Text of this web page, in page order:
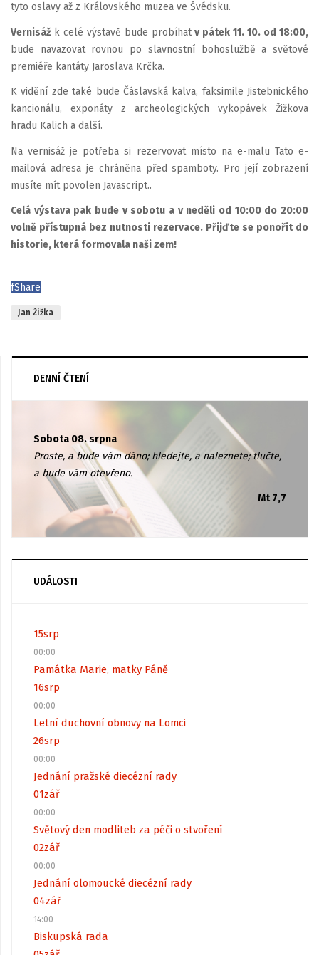
tyto oslavy až z Královského muzea ve Švédsku.
Vernisáž k celé výstavě bude probíhatv pátek 11. 10. od 18:00,
bude navazovat rovnou po slavnostní bohoslužbě a světové
premiéře kantáty Jaroslava Krčka.
K vidění zde také bude Čáslavská kalva, faksimile Jistebnického
kancionálu, exponáty z archeologických vykopávek Žižkova
hradu Kalich a další.
Na vernisáž je potřeba si rezervovat místo na e-malu Tato e-
mailová adresa je chráněna před spamboty. Pro její zobrazení
musíte mít povolen Javascript..
Celá výstava pak bude v sobotu a v neděli od 10:00 do 20:00
volně přístupná bez nutnosti rezervace. Přijďte se ponořit do
historie, která formovala naši zem!
fShare
Jan Žižka
DENNÍ ČTENÍ
Sobota 08. srpna
Proste, a bude vám dáno; hledejte, a naleznete; tlučte,
a bude vám otevřeno.
Mt 7,7
UDÁLOSTI
15srp
00:00
Památka Marie, matky Páně
16srp
00:00
Letní duchovní obnovy na Lomci
26srp
00:00
Jednání pražské diecézní rady
01zář
00:00
Světový den modliteb za péči o stvoření
02zář
00:00
Jednání olomoucké diecézní rady
04zář
14:00
Biskupská rada